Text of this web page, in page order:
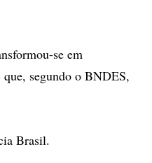
se em
segundo o BNDES,
Brasil.